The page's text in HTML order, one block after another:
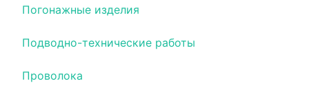
Погонажные изделия
Подводно-технические работы
Проволока